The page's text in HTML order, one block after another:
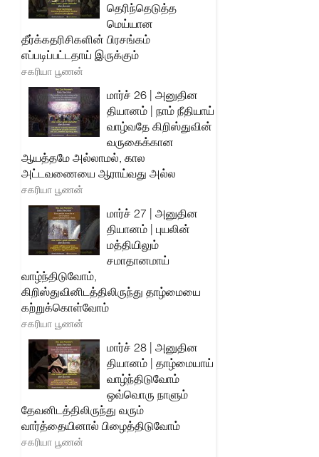
தெரிந்தெடுத்த
மெய்யான
தீர்க்கதரிசிகளின் பிரசங்கம்
எப்படிப்பட்டதாய் இருக்கும்
சகரியா பூணன்
மார்ச் 26 | அனுதின
தியானம் | நாம் நீதியாய்
வாழ்வதே கிறிஸ்துவின்
வருகைக்கான
ஆயத்தமே அல்லாமல், கால
அட்டவணையை ஆராய்வது அல்ல
சகரியா பூணன்
மார்ச் 27 | அனுதின
தியானம் | புயலின்
மத்தியிலும்
சமாதானமாய்
வாழ்ந்திடுவோம்,
கிறிஸ்துவினிடத்திலிருந்து தாழ்மையை
கற்றுக்கொள்வோம்
சகரியா பூணன்
மார்ச் 28 | அனுதின
தியானம் | தாழ்மையாய்
வாழ்ந்திடுவோம்
ஒவ்வொரு நாளும்
தேவனிடத்திலிருந்து வரும்
வார்த்தையினால் பிழைத்திடுவோம்
சகரியா பூணன்